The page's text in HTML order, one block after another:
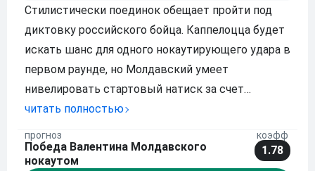
Стилистически поединок обещает пройти под
диктовку российского бойца. Каппелоцца будет
искать шанс для одного нокаутирующего удара в
первом раунде, но Молдавский умеет
нивелировать стартовый натиск за счет
грамотной работы в клинче и своевременных
постоянным давлением и контролем в партере,
Валентин заставит оп
читать полностью
прогноз
Победа Валентина Молдавского
нокаутом
коэфф
1.78